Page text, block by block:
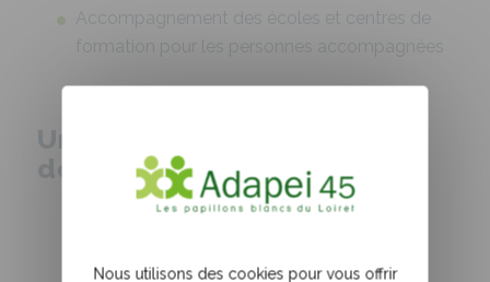
Accompagnement des écoles et centres de
formation pour les personnes accompagnées
Un accompagnement près
de chez vous
Nous utilisons des cookies pour vous offrir